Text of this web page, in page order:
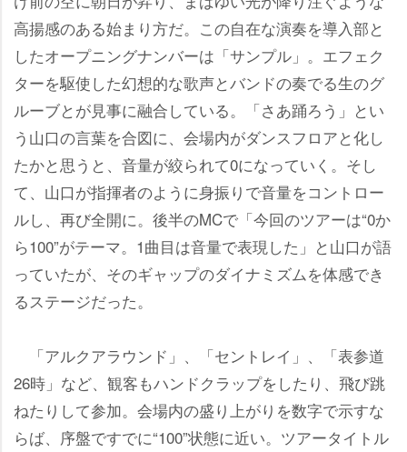
高揚感のある始まり方だ。この自在な演奏を導入部と
したオープニングナンバーは「サンプル」。エフェク
ターを駆使した幻想的な歌声とバンドの奏でる生のグ
ルーブとが見事に融合している。「さあ踊ろう」とい
う山口の言葉を合図に、会場内がダンスフロアと化し
たかと思うと、音量が絞られて0になっていく。そし
て、山口が指揮者のように身振りで音量をコントロー
ルし、再び全開に。後半のMCで「今回のツアーは“0か
ら100”がテーマ。1曲目は音量で表現した」と山口が語
っていたが、そのギャップのダイナミズムを体感でき
るステージだった。
「アルクアラウンド」、「セントレイ」、「表参道
26時」など、観客もハンドクラップをしたり、飛び跳
ねたりして参加。会場内の盛り上がりを数字で示すな
らば、序盤ですでに“100”状態に近い。ツアータイトル